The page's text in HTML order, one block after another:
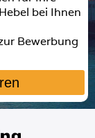
bei Ihnen
Bewerbung